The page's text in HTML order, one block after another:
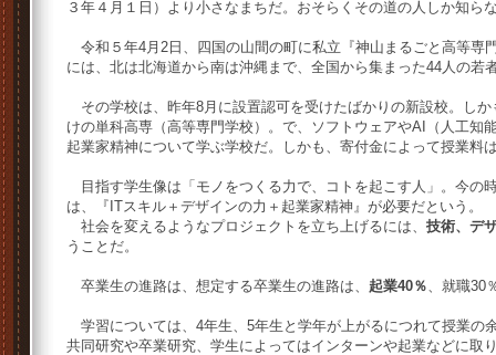
３年４月１日）より小さなまちだ。おそらくその道の人しか知ら
令和５年4月2日、四国の山間の町に私立『神山まるごと高等専
には、北は北海道から南は沖縄まで、全国から集まった44人の若
その学校は、昨年8月に設置認可を受けたばかりの新設校。し
けの単科高専（高等専門学校）。で、ソフトウェアやAI（人工知
起業家精神について学ぶ学校だ。しかも、寄付金によって授業料
目指す学生像は「モノをつくる力で、コトを起こす人」。今の
は、『ITスキル＋デザインの力＋起業家精神』が必要だという。
社会を変えるようなプロジェクトを立ち上げるには、 技術、デ
うことだ。
卒業生の進路は、想定する卒業生の進路は、 起業40％、就職30
学習については、4年生、5年生と学年が上がるにつれて授業の
共同研究や卒業研究、学生によってはインターンや起業などに取